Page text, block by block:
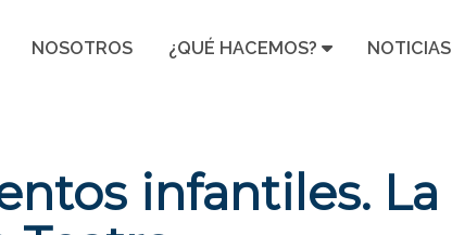
NOSOTROS ¿QUÉ HACEMOS? NOTICIAS
infantiles. La